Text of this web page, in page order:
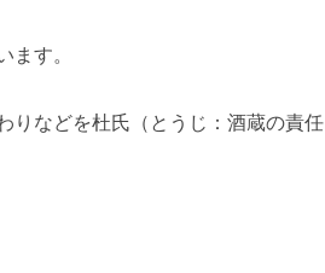
ます。
りなどを杜氏（とうじ：酒蔵の責任